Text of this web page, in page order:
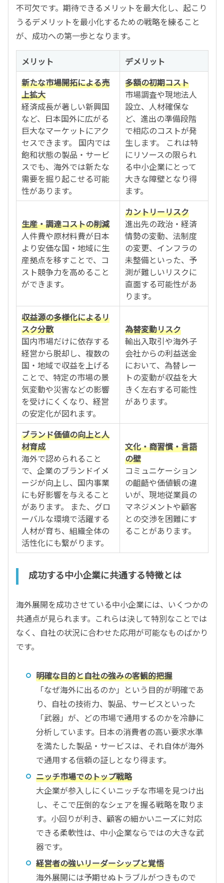
不可欠です。期待できるメリットを最大化し、起こり
うるデメリットを最小化するための戦略を練ること
が、成功への第一歩となります。
メリット
デメリット
新たな市場開拓による売
上拡大
経済成長が著しい新興国
など、日本国外に広がる
巨大なマーケットにアク
セスできます。 国内では
飽和状態の製品・サービ
スでも、海外では新たな
需要を掘り起こせる可能
性があります。
多額の初期コスト
市場調査や現地法人
設立、人材確保な
ど、進出の準備段階
で相応のコストが発
生します。 これは特
にリソースの限られ
る中小企業にとって
大きな障壁となり得
ます。
生産・調達コストの削減
人件費や原材料費が日本
より安価な国・地域に生
産拠点を移すことで、コ
スト競争力を高めること
ができます。
カントリーリスク
進出先の政治・経済
情勢の変動、法制度
の変更、インフラの
未整備といった、予
測が難しいリスクに
直面する可能性があ
ります。
収益源の多様化によるリ
スク分散
国内市場だけに依存する
経営から脱却し、複数の
国・地域で収益を上げる
ことで、特定の市場の景
気変動や災害などの影響
を受けにくくなり、経営
の安定化が図れます。
為替変動リスク
輸出入取引や海外子
会社からの利益送金
において、為替レー
トの変動が収益を大
きく左右する可能性
があります。
ブランド価値の向上と人
材育成
海外で認められること
で、企業のブランドイメ
ージが向上し、国内事業
にも好影響を与えること
があります。 また、グロ
ーバルな環境で活躍する
人材が育ち、組織全体の
活性化にも繋がります。
文化・商習慣・言語
の壁
コミュニケーション
の齟齬や価値観の違
いが、現地従業員の
マネジメントや顧客
との交渉を困難にす
ることがあります。
成功する中小企業に共通する特徴とは
海外展開を成功させている中小企業には、いくつかの
共通点が見られます。これらは決して特別なことでは
なく、自社の状況に合わせた応用が可能なものばかり
です。
明確な目的と自社の強みの客観的把握
「なぜ海外に出るのか」という目的が明確であ
り、自社の技術力、製品、サービスといった
「武器」が、どの市場で通用するのかを冷静に
分析しています。日本の消費者の高い要求水準
を満たした製品・サービスは、それ自体が海外
で通用する信頼の証しとなり得ます。
ニッチ市場でのトップ戦略
大企業が参入しにくいニッチな市場を見つけ出
し、そこで圧倒的なシェアを握る戦略を取りま
す。小回りが利き、顧客の細かいニーズに対応
できる柔軟性は、中小企業ならではの大きな武
器です。
経営者の強いリーダーシップと覚悟
海外展開には予期せぬトラブルがつきもので